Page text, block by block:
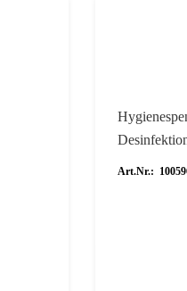
Art.Nr.: